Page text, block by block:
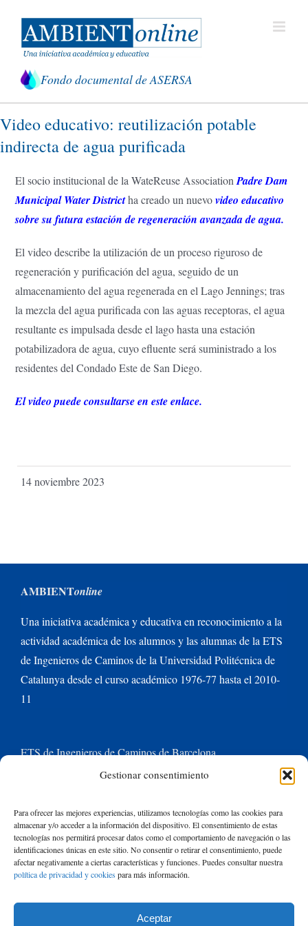
Gestionar consentimiento
Para ofrecer las mejores experiencias, utilizamos tecnologías como las cookies para
almacenar y/o acceder a la información del dispositivo. El consentimiento de estas
tecnologías nos permitirá procesar datos como el comportamiento de navegación o las
identificaciones únicas en este sitio. No consentir o retirar el consentimiento, puede
afectar negativamente a ciertas características y funciones. Puedes consultar nuestra
política de privacidad y cookiespara más información.
Aceptar
contenido
Fondo documental de ASERSA
Video educativo: reutilización potable
indirecta de agua purificada
El socio institucional de la WateReuse AssociationPadre Dam
Municipal Water Districtha creado un nuevovideo educativo
sobre su futura estación de regeneración avanzada de agua.
El video describe la utilización de un proceso riguroso de
regeneración y purificación del agua, seguido de un
almacenamiento del agua regenerada en el Lago Jennings; tras
la mezcla del agua purificada con las aguas receptoras, el agua
resultante es impulsada desde el lago hasta una estación
potabilizadora de agua, cuyo efluente será suministrado a los
residentes del Condado Este de San Diego.
El video puede consultarse en este enlace.
14 noviembre 2023
AMBIENTonline
Una iniciativa académica y educativa en reconocimiento a la
actividad académica de los alumnos y las alumnas de la ETS
de Ingenieros de Caminos de la Universidad Politécnica de
Catalunya desde el curso académico 1976-77 hasta el 2010-
11
ETS de Ingenieros de Caminos de Barcelona
Universitat Politècnica de Catalunya BarcelonaTech
Contacte con nosotros
Buscar: